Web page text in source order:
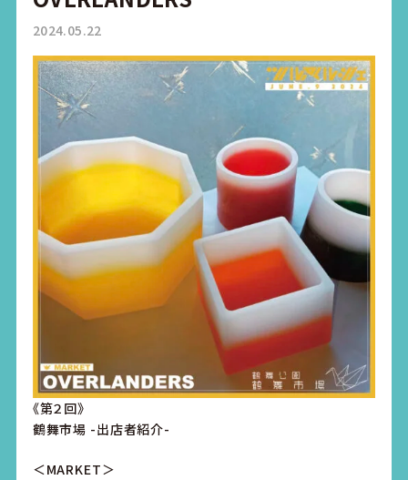
2024.05.22
《第２回》
鶴舞市場 -出店者紹介-
＜MARKET＞